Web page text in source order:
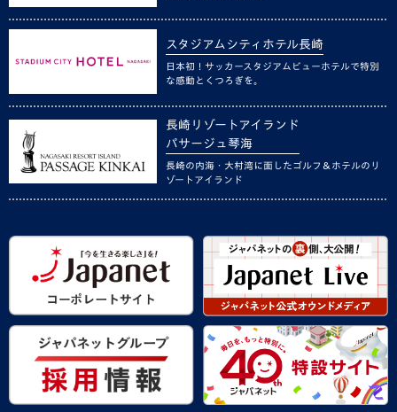
スタジアムシティホテル長崎
日本初！サッカースタジアムビューホテルで特別
な感動とくつろぎを。
長崎リゾートアイランド
パサージュ琴海
長崎の内海・大村湾に面したゴルフ＆ホテルのリ
ゾートアイランド